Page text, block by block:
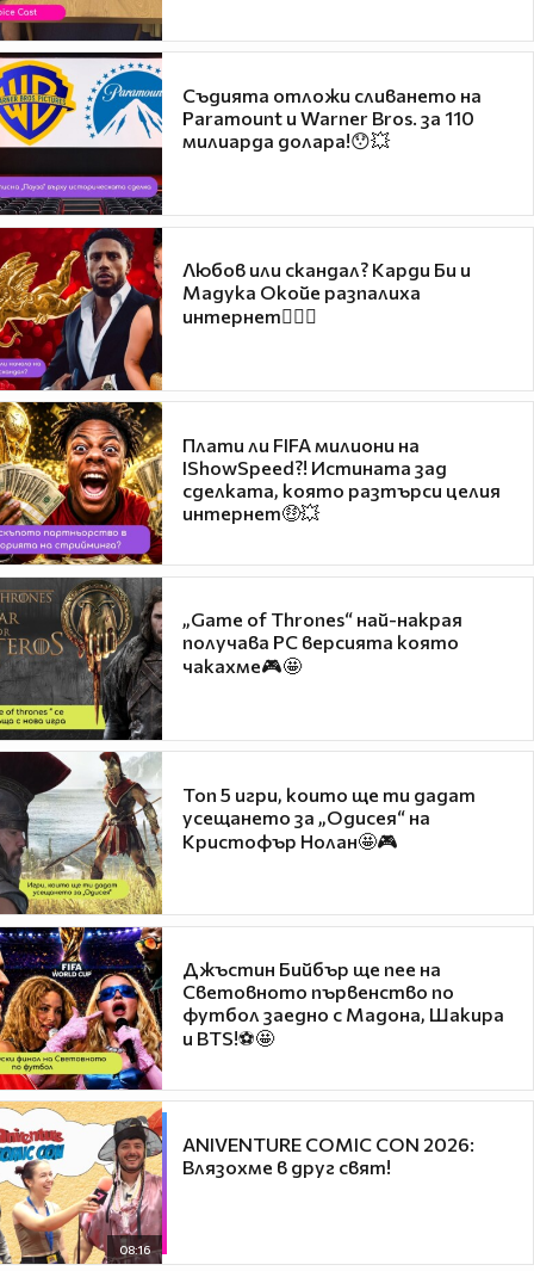
Съдията отложи сливането на
Paramount и Warner Bros. за 110
милиарда долара!😯💥
Любов или скандал? Карди Би и
Мадука Окойе разпалиха
интернет❤️‍🔥🔥
Плати ли FIFA милиони на
IShowSpeed?! Истината зад
сделката, която разтърси целия
интернет🤑💥
„Game of Thrones“ най-накрая
получава PC версията която
чакахме🎮🤩
Топ 5 игри, които ще ти дадат
усещането за „Одисея“ на
Кристофър Нолан🤩🎮
Джъстин Бийбър ще пее на
Световното първенство по
футбол заедно с Мадона, Шакира
и BTS!⚽🤩
08:16
ANIVENTURE COMIC CON 2026:
Влязохме в друг свят!